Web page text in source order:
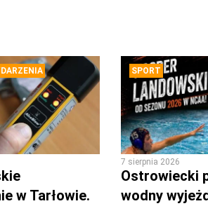
w Tarłowie.
SPORT
7 sierpnia 2026
Ostrowiecki
wodny